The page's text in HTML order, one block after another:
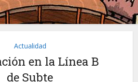
Actualidad
en la Línea B
de Subte